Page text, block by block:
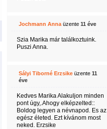
Jochmann Annaüzente 11 éve
Szia Marika már találkoztuink.
Puszi Anna.
Sályi Tiborné Erzsikeüzente 11
éve
Kedves Marika Alakuljon minden
pont úgy,.Ahogy elképzelted::
Boldog legyen a névnapod. Es az
egész életed. Ezt kívánom most
neked. Erzsike